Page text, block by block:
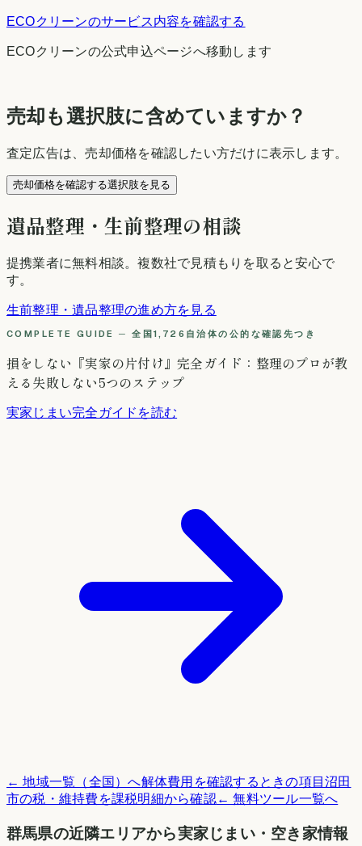
ECOクリーンのサービス内容を確認する
ECOクリーンの公式申込ページへ移動します
売却も選択肢に含めていますか？
査定広告は、売却価格を確認したい方だけに表示します。
売却価格を確認する選択肢を見る
遺品整理・生前整理の相談
提携業者に無料相談。複数社で見積もりを取ると安心で
す。
生前整理・遺品整理の進め方を見る
COMPLETE GUIDE ─ 全国1,726自治体の公的な確認先つき
損をしない『実家の片付け』完全ガイド：整理のプロが教
える失敗しない5つのステップ
実家じまい完全ガイドを読む
← 地域一覧（全国）へ解体費用を確認するときの項目沼田
市の税・維持費を課税明細から確認← 無料ツール一覧へ
群馬県の近隣エリアから実家じまい・空き家情報